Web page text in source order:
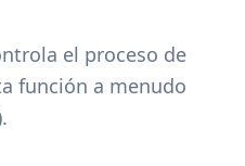
el proceso de
función a menudo